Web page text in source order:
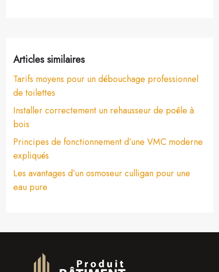
Articles similaires
Tarifs moyens pour un débouchage professionnel
de toilettes
Installer correctement un rehausseur de poêle à
bois
Principes de fonctionnement d’une VMC moderne
expliqués
Les avantages d’un osmoseur culligan pour une
eau pure